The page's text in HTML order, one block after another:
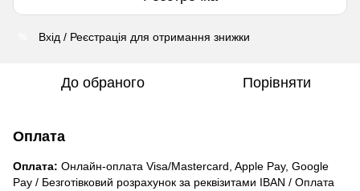
Вхід / Реєстрація для отримання знижки
До обраного Порівняти
Оплата
Оплата: Онлайн-оплата Visa/Mastercard, Apple Pay, Google
Pay / Безготівковий розрахунок за реквізитами IBAN / Оплата